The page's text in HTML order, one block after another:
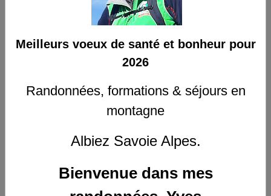
PartagerFacebook
X Email
Meilleurs voeux de santé et bonheur pour
2026
Randonnées, formations & séjours en
montagne
Albiez Savoie Alpes.
Bienvenue dans mes